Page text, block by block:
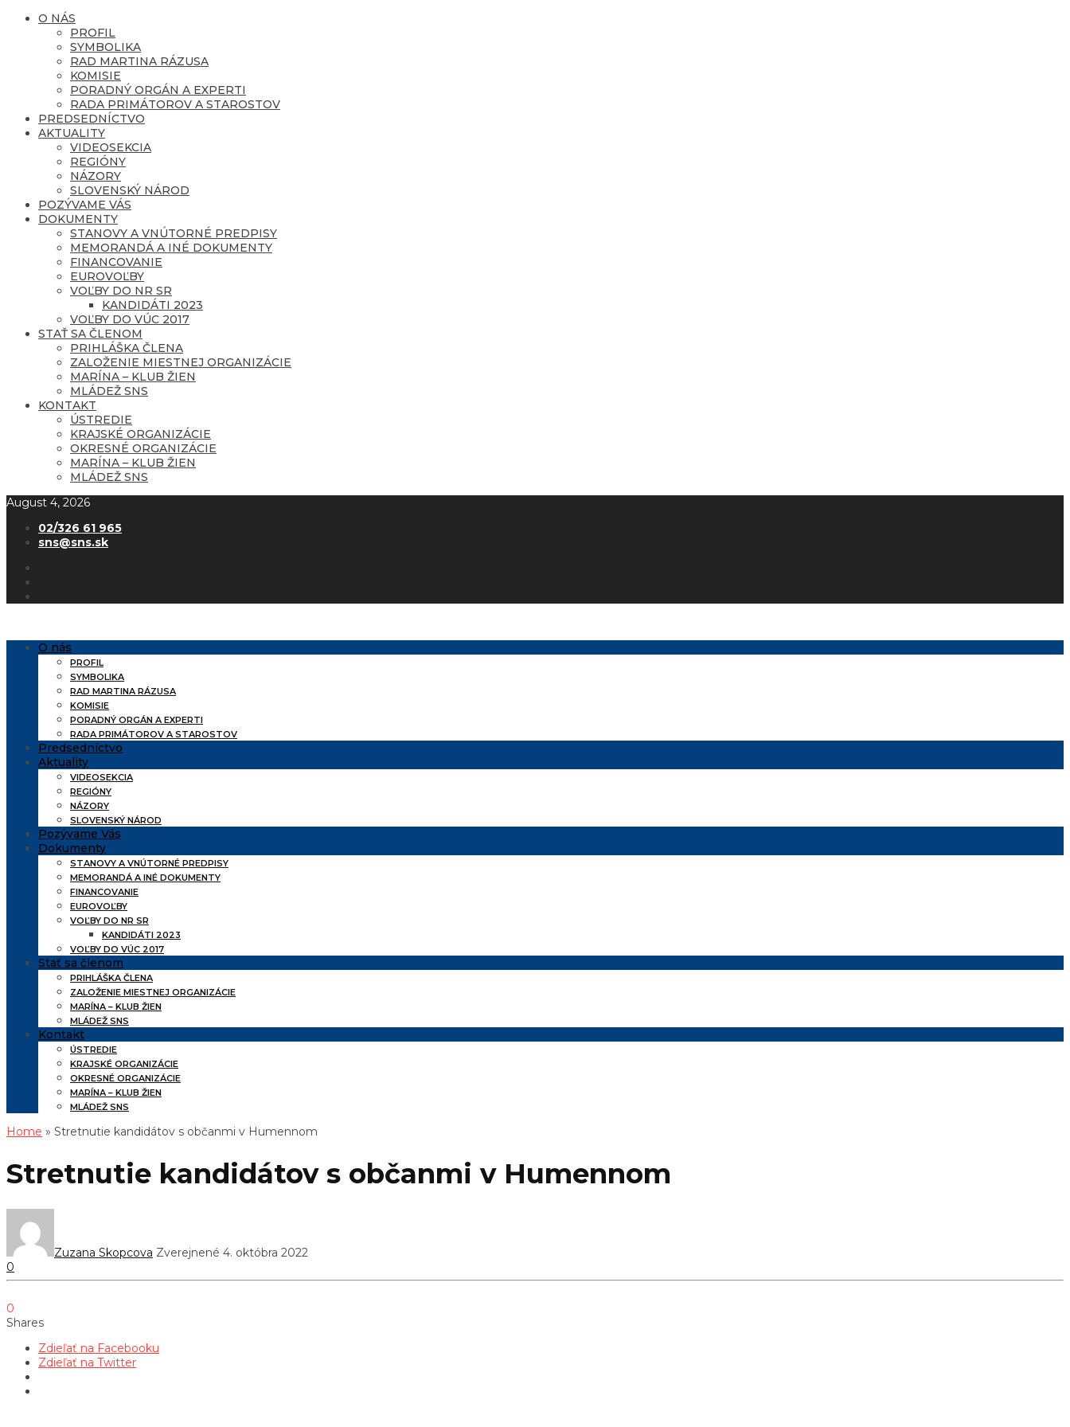
O NÁS
PROFIL
SYMBOLIKA
RAD MARTINA RÁZUSA
KOMISIE
PORADNÝ ORGÁN A EXPERTI
RADA PRIMÁTOROV A STAROSTOV
PREDSEDNÍCTVO
AKTUALITY
VIDEOSEKCIA
REGIÓNY
NÁZORY
SLOVENSKÝ NÁROD
POZÝVAME VÁS
DOKUMENTY
STANOVY A VNÚTORNÉ PREDPISY
MEMORANDÁ A INÉ DOKUMENTY
FINANCOVANIE
EUROVOĽBY
VOĽBY DO NR SR
KANDIDÁTI 2023
VOĽBY DO VÚC 2017
STAŤ SA ČLENOM
PRIHLÁŠKA ČLENA
ZALOŽENIE MIESTNEJ ORGANIZÁCIE
MARÍNA – KLUB ŽIEN
MLÁDEŽ SNS
KONTAKT
ÚSTREDIE
KRAJSKÉ ORGANIZÁCIE
OKRESNÉ ORGANIZÁCIE
MARÍNA – KLUB ŽIEN
MLÁDEŽ SNS
August 4, 2026
02/326 61 965
sns@sns.sk
O nás
PROFIL
SYMBOLIKA
RAD MARTINA RÁZUSA
KOMISIE
PORADNÝ ORGÁN A EXPERTI
RADA PRIMÁTOROV A STAROSTOV
Predsedníctvo
Aktuality
VIDEOSEKCIA
REGIÓNY
NÁZORY
SLOVENSKÝ NÁROD
Pozývame Vás
Dokumenty
STANOVY A VNÚTORNÉ PREDPISY
MEMORANDÁ A INÉ DOKUMENTY
FINANCOVANIE
EUROVOĽBY
VOĽBY DO NR SR
KANDIDÁTI 2023
VOĽBY DO VÚC 2017
Stať sa členom
PRIHLÁŠKA ČLENA
ZALOŽENIE MIESTNEJ ORGANIZÁCIE
MARÍNA – KLUB ŽIEN
MLÁDEŽ SNS
Kontakt
ÚSTREDIE
KRAJSKÉ ORGANIZÁCIE
OKRESNÉ ORGANIZÁCIE
MARÍNA – KLUB ŽIEN
MLÁDEŽ SNS
Home » Stretnutie kandidátov s občanmi v Humennom
Stretnutie kandidátov s občanmi v Humennom
Zuzana Skopcova Zverejnené 4. októbra 2022
0
0
Shares
Zdieľať na Facebooku
Zdieľať na Twitter